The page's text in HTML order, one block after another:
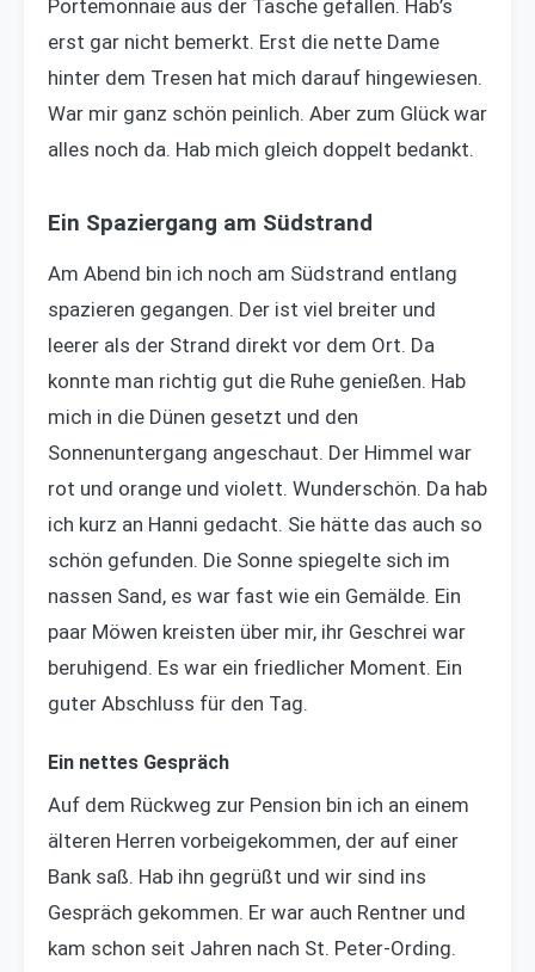
Portemonnaie aus der Tasche gefallen. Hab’s
erst gar nicht bemerkt. Erst die nette Dame
hinter dem Tresen hat mich darauf hingewiesen.
War mir ganz schön peinlich. Aber zum Glück war
alles noch da. Hab mich gleich doppelt bedankt.
Ein Spaziergang am Südstrand
Am Abend bin ich noch am Südstrand entlang
spazieren gegangen. Der ist viel breiter und
leerer als der Strand direkt vor dem Ort. Da
konnte man richtig gut die Ruhe genießen. Hab
mich in die Dünen gesetzt und den
Sonnenuntergang angeschaut. Der Himmel war
rot und orange und violett. Wunderschön. Da hab
ich kurz an Hanni gedacht. Sie hätte das auch so
schön gefunden. Die Sonne spiegelte sich im
nassen Sand, es war fast wie ein Gemälde. Ein
paar Möwen kreisten über mir, ihr Geschrei war
beruhigend. Es war ein friedlicher Moment. Ein
guter Abschluss für den Tag.
Ein nettes Gespräch
Auf dem Rückweg zur Pension bin ich an einem
älteren Herren vorbeigekommen, der auf einer
Bank saß. Hab ihn gegrüßt und wir sind ins
Gespräch gekommen. Er war auch Rentner und
kam schon seit Jahren nach St. Peter-Ording.